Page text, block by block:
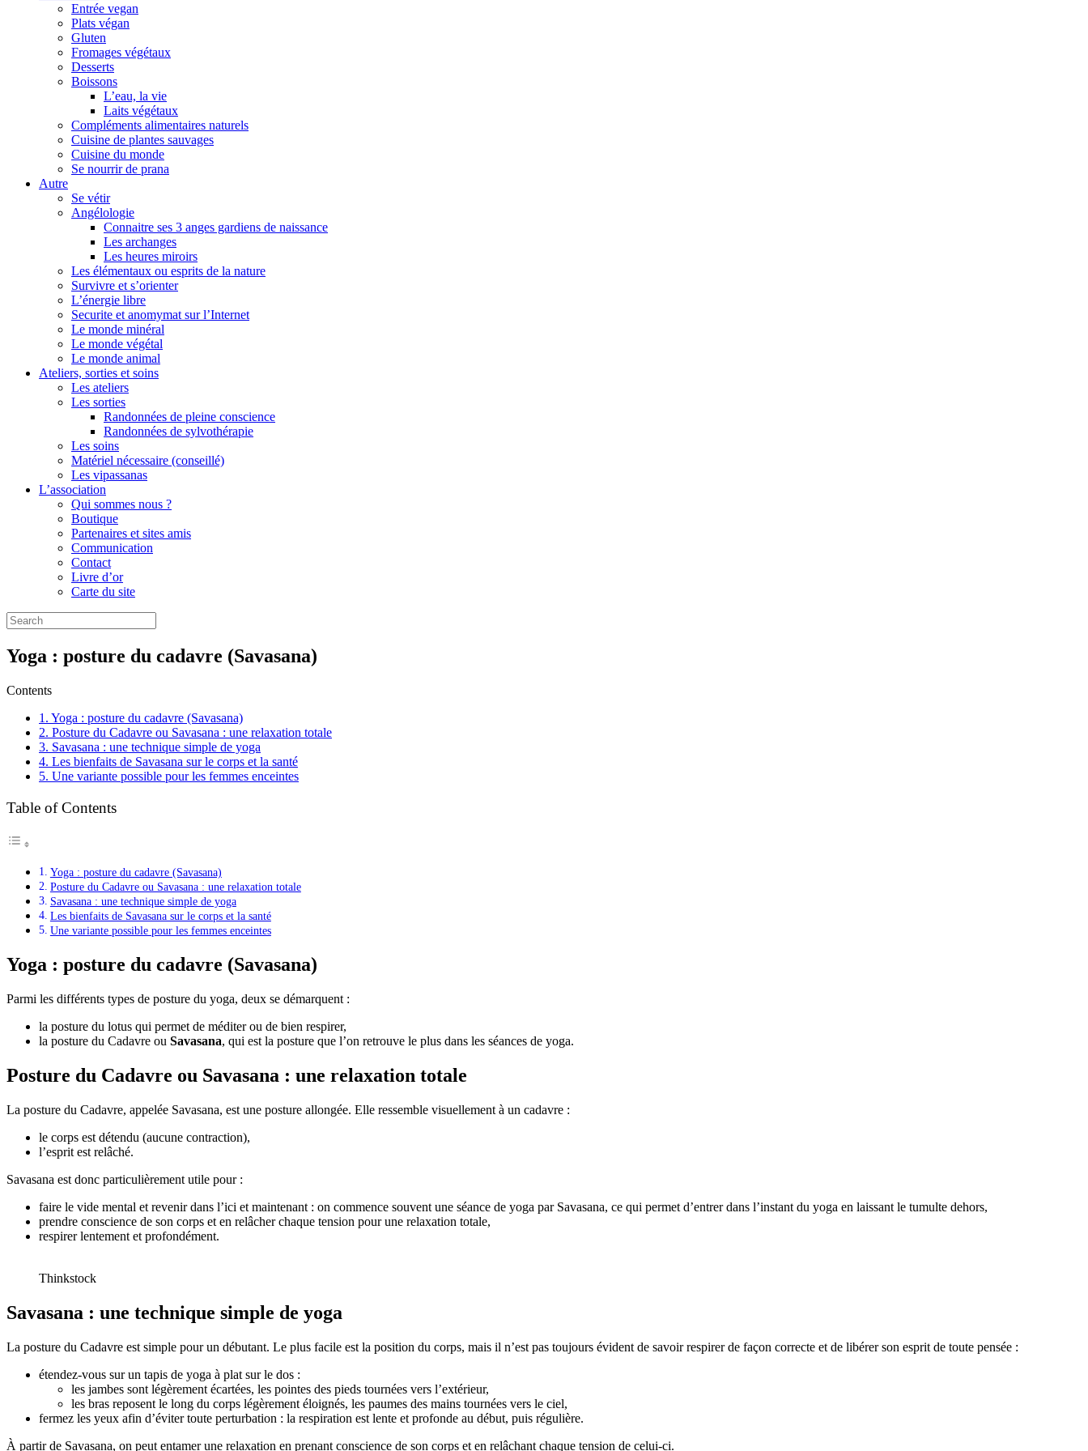
Entrée vegan
Plats végan
Gluten
Fromages végétaux
Desserts
Boissons
L’eau, la vie
Laits végétaux
Compléments alimentaires naturels
Cuisine de plantes sauvages
Cuisine du monde
Se nourrir de prana
Autre
Se vétir
Angélologie
Connaitre ses 3 anges gardiens de naissance
Les archanges
Les heures miroirs
Les élémentaux ou esprits de la nature
Survivre et s’orienter
L’énergie libre
Securite et anomymat sur l’Internet
Le monde minéral
Le monde végétal
Le monde animal
Ateliers, sorties et soins
Les ateliers
Les sorties
Randonnées de pleine conscience
Randonnées de sylvothérapie
Les soins
Matériel nécessaire (conseillé)
Les vipassanas
L’association
Qui sommes nous ?
Boutique
Partenaires et sites amis
Communication
Contact
Livre d’or
Carte du site
Search
for:
Yoga : posture du cadavre (Savasana)
Contents
1. Yoga : posture du cadavre (Savasana)
2. Posture du Cadavre ou Savasana : une relaxation totale
3. Savasana : une technique simple de yoga
4. Les bienfaits de Savasana sur le corps et la santé
5. Une variante possible pour les femmes enceintes
Table of Contents
Yoga : posture du cadavre (Savasana)
Posture du Cadavre ou Savasana : une relaxation totale
Savasana : une technique simple de yoga
Les bienfaits de Savasana sur le corps et la santé
Une variante possible pour les femmes enceintes
Yoga : posture du cadavre (Savasana)
Parmi les différents types de posture du yoga, deux se démarquent :
la posture du lotus qui permet de méditer ou de bien respirer,
la posture du Cadavre ou Savasana, qui est la posture que l’on retrouve le plus dans les séances de yoga.
Posture du Cadavre ou Savasana : une relaxation totale
La posture du Cadavre, appelée Savasana, est une posture allongée. Elle ressemble visuellement à un cadavre :
le corps est détendu (aucune contraction),
l’esprit est relâché.
Savasana est donc particulièrement utile pour :
faire le vide mental et revenir dans l’ici et maintenant : on commence souvent une séance de yoga par Savasana, ce qui permet d’entrer dans l’instant du yoga en laissant le tumulte dehors,
prendre conscience de son corps et en relâcher chaque tension pour une relaxation totale,
respirer lentement et profondément.
Thinkstock
Savasana : une technique simple de yoga
La posture du Cadavre est simple pour un débutant. Le plus facile est la position du corps, mais il n’est pas toujours évident de savoir respirer de façon correcte et de libérer son esprit de toute pensée :
étendez-vous sur un tapis de yoga à plat sur le dos :
les jambes sont légèrement écartées, les pointes des pieds tournées vers l’extérieur,
les bras reposent le long du corps légèrement éloignés, les paumes des mains tournées vers le ciel,
fermez les yeux afin d’éviter toute perturbation : la respiration est lente et profonde au début, puis régulière.
À partir de Savasana, on peut entamer une relaxation en prenant conscience de son corps et en relâchant chaque tension de celui-ci.